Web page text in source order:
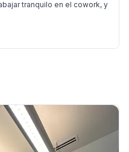
tranquilo en el cowork, y